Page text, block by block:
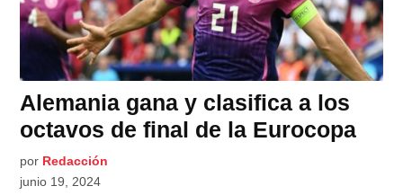
Alemania gana y clasifica a los
octavos de final de la Eurocopa
por Redacción
junio 19, 2024